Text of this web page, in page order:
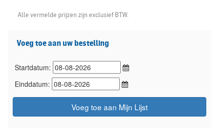
Alle vermelde prijzen zijn exclusief BTW.
Voeg toe aan uw bestelling
Startdatum:
Einddatum:
Voeg toe aan Mijn Lijst